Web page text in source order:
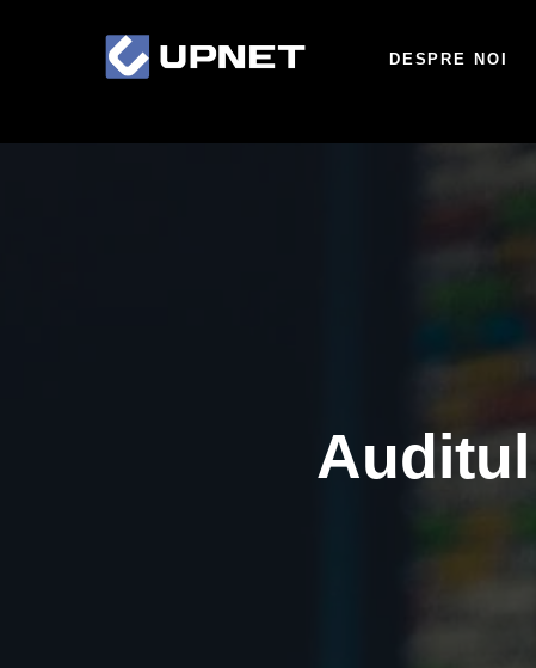
DESPRE NOI